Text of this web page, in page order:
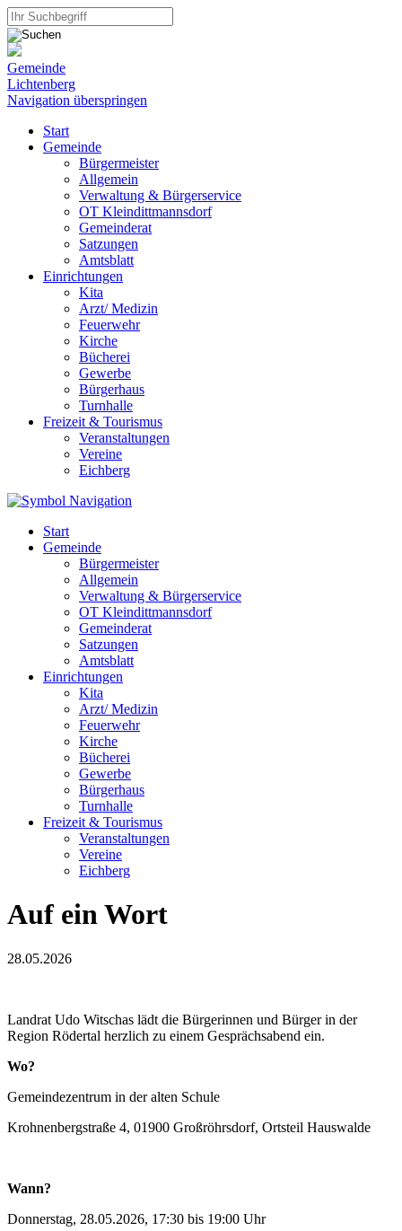
Gemeinde
Lichtenberg
Navigation überspringen
Start
Gemeinde
Bürgermeister
Allgemein
Verwaltung & Bürgerservice
OT Kleindittmannsdorf
Gemeinderat
Satzungen
Amtsblatt
Einrichtungen
Kita
Arzt/ Medizin
Feuerwehr
Kirche
Bücherei
Gewerbe
Bürgerhaus
Turnhalle
Freizeit & Tourismus
Veranstaltungen
Vereine
Eichberg
Start
Gemeinde
Bürgermeister
Allgemein
Verwaltung & Bürgerservice
OT Kleindittmannsdorf
Gemeinderat
Satzungen
Amtsblatt
Einrichtungen
Kita
Arzt/ Medizin
Feuerwehr
Kirche
Bücherei
Gewerbe
Bürgerhaus
Turnhalle
Freizeit & Tourismus
Veranstaltungen
Vereine
Eichberg
Auf ein Wort
28.05.2026
Landrat Udo Witschas lädt die Bürgerinnen und Bürger in der
Region Rödertal herzlich zu einem Gesprächsabend ein.
Wo?
Gemeindezentrum in der alten Schule
Krohnenbergstraße 4, 01900 Großröhrsdorf, Ortsteil Hauswalde
Wann?
Donnerstag, 28.05.2026, 17:30 bis 19:00 Uhr